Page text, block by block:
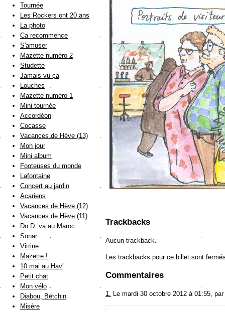
Trackbacks
Aucun trackback.
Les trackbacks pour ce billet sont
Commentaires
1. Le mardi 30 octobre 2012 à 01:55, par
Tournée
Les Rockers ont 20 ans
La photo
Ca recommence
S'amuser
Mazette numéro 2
Studette
Jamais vu ça
Louches
Mazette numéro 1
Mini tournée
Accordéon
Cocasse
Vacances de Hève (13)
Mon jour
Mini album
Footeuses du monde
Lafontaine
Concert au jardin
Acariens
Vacances de Hève (12)
Vacances de Hève (11)
Do D. va au Maroc
Sonar
Vitrine
Mazette !
10 mai au Hav'
Petit chat
Mon vélo
Diabou, Bétchin
Misère